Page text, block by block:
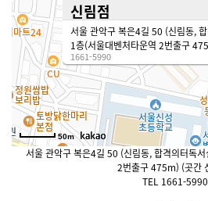
신림점
서울 관악구 복은4길 50 (신림동,
1층(서울대벤처타운역 2번출구
1661-5990
50m
서울 관악구 복은4길 50 (신림동, 합격의터독
2번출구 475m) (곳간
TEL 1661-5990